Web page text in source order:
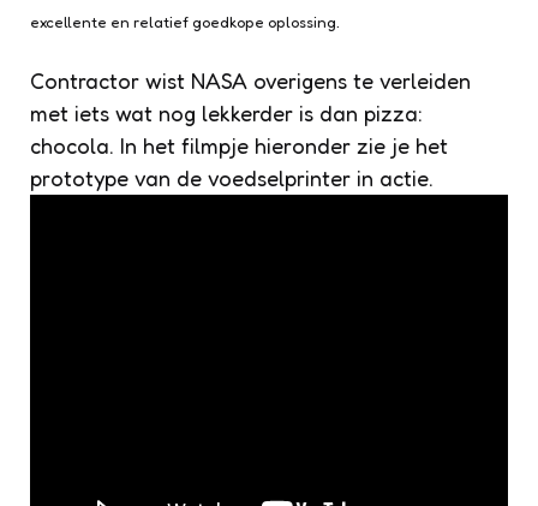
excellente en relatief goedkope oplossing.
Contractor wist NASA overigens te verleiden
met iets wat nog lekkerder is dan pizza:
chocola. In het filmpje hieronder zie je het
prototype van de voedselprinter in actie.